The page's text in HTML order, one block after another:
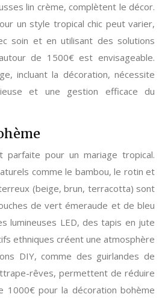
lin crème, complètent le décor.
un style tropical chic peut varier,
soin et en utilisant des solutions
de 1500€ est envisageable.
incluant la décoration, nécessite
et une gestion efficace du
parfaite pour un mariage tropical.
comme le bambou, le rotin et
(beige, brun, terracotta) sont
de vert émeraude et de bleu
lumineuses LED, des tapis en jute
ethniques créent une atmosphère
DIY, comme des guirlandes de
rêves, permettent de réduire
1000€ pour la décoration bohème